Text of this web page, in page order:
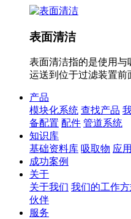
表面清洁
表面清洁指的是使用
运送到位于过滤装置前
产品
模块化系统 查找产品
备配置 配件 管道系统
知识库
基础资料库 吸取物 应
成功案例
关于
关于我们 我们的工作
伙伴
服务